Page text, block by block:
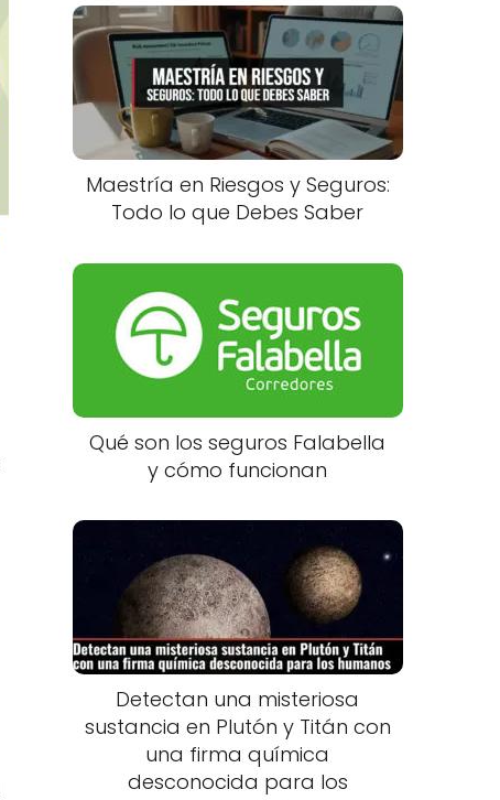
Maestría en Riesgos y Seguros:
Todo lo que Debes Saber
Qué son los seguros Falabella
y cómo funcionan
Detectan una misteriosa
sustancia en Plutón y Titán con
una firma química
desconocida para los